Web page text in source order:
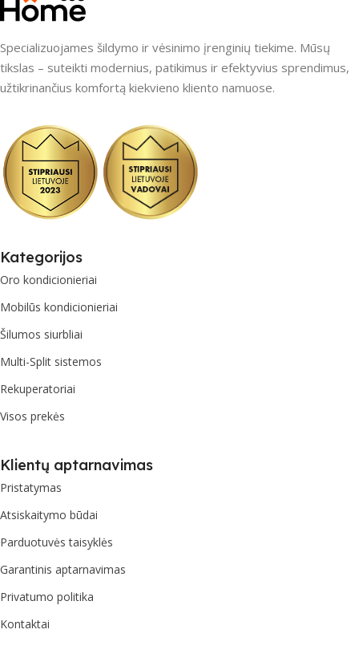
Specializuojames šildymo ir vėsinimo įrenginių tiekime. Mūsų
tikslas – suteikti modernius, patikimus ir efektyvius sprendimus,
užtikrinančius komfortą kiekvieno kliento namuose.
Kategorijos
Oro kondicionieriai
Mobilūs kondicionieriai
Šilumos siurbliai
Multi-Split sistemos
Rekuperatoriai
Visos prekės
Klientų aptarnavimas
Pristatymas
Atsiskaitymo būdai
Parduotuvės taisyklės
Garantinis aptarnavimas
Privatumo politika
Kontaktai